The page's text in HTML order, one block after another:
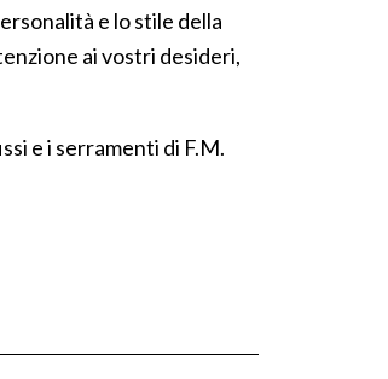
e lo stile della
ai vostri desideri,
e i serramenti di F.M.